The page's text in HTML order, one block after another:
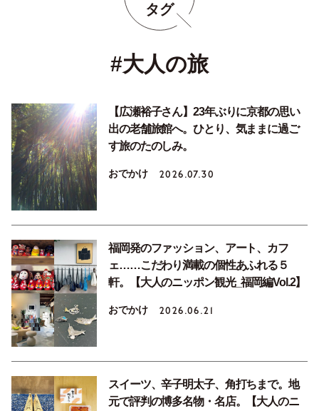
タグ
#大人の旅
【広瀬裕子さん】23年ぶりに京都の思い
出の老舗旅館へ。ひとり、気ままに過ご
す旅のたのしみ。
おでかけ 2026.07.30
福岡発のファッション、アート、カフ
ェ……こだわり満載の個性あふれる５
軒。【大人のニッポン観光_福岡編Vol.2】
おでかけ 2026.06.21
スイーツ、辛子明太子、角打ちまで。地
元で評判の博多名物・名店。【大人のニ